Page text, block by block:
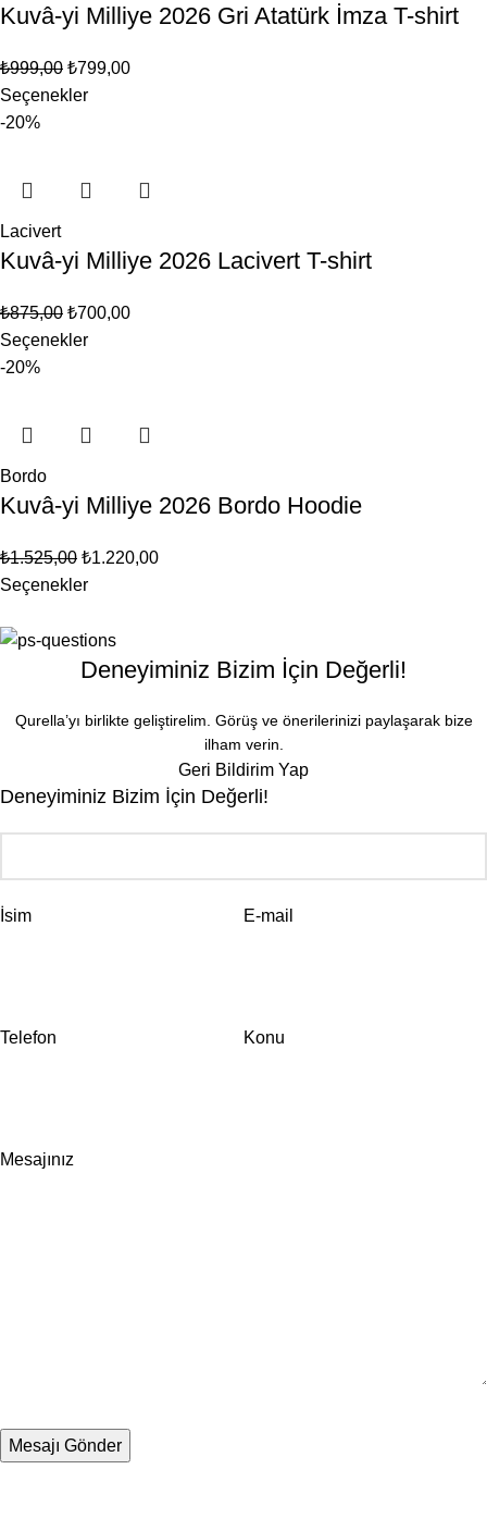
Kuvâ-yi Milliye 2026 Gri Atatürk İmza T-shirt
₺999,00 ₺799,00
Seçenekler
-20%
Lacivert
Kuvâ-yi Milliye 2026 Lacivert T-shirt
₺875,00 ₺700,00
Seçenekler
-20%
Bordo
Kuvâ-yi Milliye 2026 Bordo Hoodie
₺1.525,00 ₺1.220,00
Seçenekler
Deneyiminiz Bizim İçin Değerli!
Qurella’yı birlikte geliştirelim. Görüş ve önerilerinizi paylaşarak bize
ilham verin.
Geri Bildirim Yap
Deneyiminiz Bizim İçin Değerli!
İsim E-mail
Telefon Konu
Mesajınız